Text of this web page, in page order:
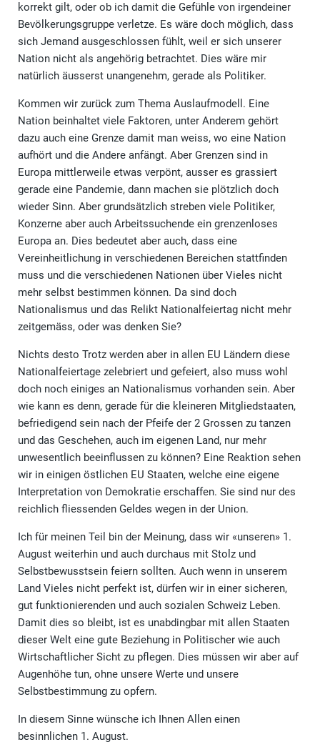
korrekt gilt, oder ob ich damit die Gefühle von irgendeiner
Bevölkerungsgruppe verletze. Es wäre doch möglich, dass
sich Jemand ausgeschlossen fühlt, weil er sich unserer
Nation nicht als angehörig betrachtet. Dies wäre mir
natürlich äusserst unangenehm, gerade als Politiker.
Kommen wir zurück zum Thema Auslaufmodell. Eine
Nation beinhaltet viele Faktoren, unter Anderem gehört
dazu auch eine Grenze damit man weiss, wo eine Nation
aufhört und die Andere anfängt. Aber Grenzen sind in
Europa mittlerweile etwas verpönt, ausser es grassiert
gerade eine Pandemie, dann machen sie plötzlich doch
wieder Sinn. Aber grundsätzlich streben viele Politiker,
Konzerne aber auch Arbeitssuchende ein grenzenloses
Europa an. Dies bedeutet aber auch, dass eine
Vereinheitlichung in verschiedenen Bereichen stattfinden
muss und die verschiedenen Nationen über Vieles nicht
mehr selbst bestimmen können. Da sind doch
Nationalismus und das Relikt Nationalfeiertag nicht mehr
zeitgemäss, oder was denken Sie?
Nichts desto Trotz werden aber in allen EU Ländern diese
Nationalfeiertage zelebriert und gefeiert, also muss wohl
doch noch einiges an Nationalismus vorhanden sein. Aber
wie kann es denn, gerade für die kleineren Mitgliedstaaten,
befriedigend sein nach der Pfeife der 2 Grossen zu tanzen
und das Geschehen, auch im eigenen Land, nur mehr
unwesentlich beeinflussen zu können? Eine Reaktion sehen
wir in einigen östlichen EU Staaten, welche eine eigene
Interpretation von Demokratie erschaffen. Sie sind nur des
reichlich fliessenden Geldes wegen in der Union.
Ich für meinen Teil bin der Meinung, dass wir «unseren» 1.
August weiterhin und auch durchaus mit Stolz und
Selbstbewusstsein feiern sollten. Auch wenn in unserem
Land Vieles nicht perfekt ist, dürfen wir in einer sicheren,
gut funktionierenden und auch sozialen Schweiz Leben.
Damit dies so bleibt, ist es unabdingbar mit allen Staaten
dieser Welt eine gute Beziehung in Politischer wie auch
Wirtschaftlicher Sicht zu pflegen. Dies müssen wir aber auf
Augenhöhe tun, ohne unsere Werte und unsere
Selbstbestimmung zu opfern.
In diesem Sinne wünsche ich Ihnen Allen einen
besinnlichen 1. August.